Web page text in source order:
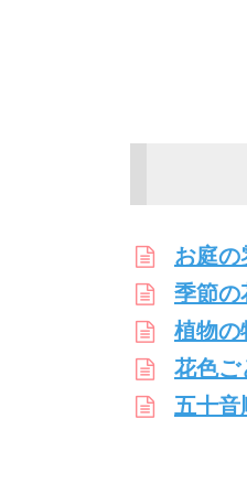
お庭の
季節の
植物の
花色ご
五十